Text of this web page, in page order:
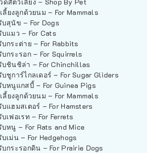
ลี้ยงลูกด้วยนม – For Mammals
บสุนัข – For Dogs
บแมว – For Cats
กระต่าย – For Rabbits
กระรอก – For Squirrels
บชินชิล่า – For Chinchillas
ชูการ์ไกลเดอร์ – For Sugar Gliders
บหนูแกสบี้ – For Guinea Pigs
ลี้ยงลูกด้วยนม – For Mammals
แฮมสเตอร์ – For Hamsters
เฟอเรท – For Ferrets
บหนู – For Rats and Mice
เม่น – For Hedgehogs
บกระรอกดิน – For Prairie Dogs